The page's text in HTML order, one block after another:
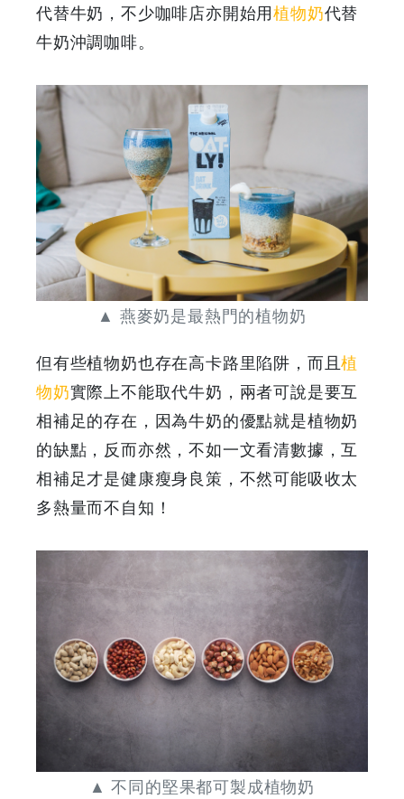
GOODEAL
Grab
Your
Coupons
Discounts
代替牛奶，不少咖啡店亦開始用植物奶代替
牛奶沖調咖啡。
▲ 燕麥奶是最熱門的植物奶
但有些植物奶也存在高卡路里陷阱，而且植
物奶實際上不能取代牛奶，兩者可說是要互
相補足的存在，因為牛奶的優點就是植物奶
的缺點，反而亦然，不如一文看清數據，互
相補足才是健康瘦身良策，不然可能吸收太
多熱量而不自知！
▲ 不同的堅果都可製成植物奶